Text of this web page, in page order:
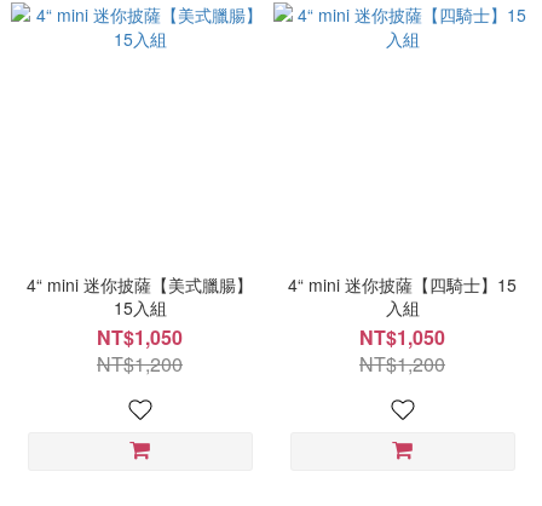
4“ mini 迷你披薩【美式臘腸】
15入組
NT$1,050
NT$1,200
4“ mini 迷你披薩【四騎士】15
入組
NT$1,050
NT$1,200